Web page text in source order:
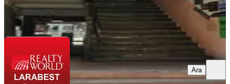
Realty World Lara BestMustafa Çiçek
Ara